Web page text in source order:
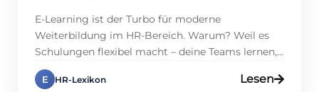
E-Learning ist der Turbo für moderne
Weiterbildung im HR-Bereich. Warum? Weil es
Schulungen flexibel macht – deine Teams lernen,
wo und wann sie wollen. Studien zeigen, dass
Firmen mit Online-Schulungen bis zu 40 % der
E HR-Lexikon Lesen